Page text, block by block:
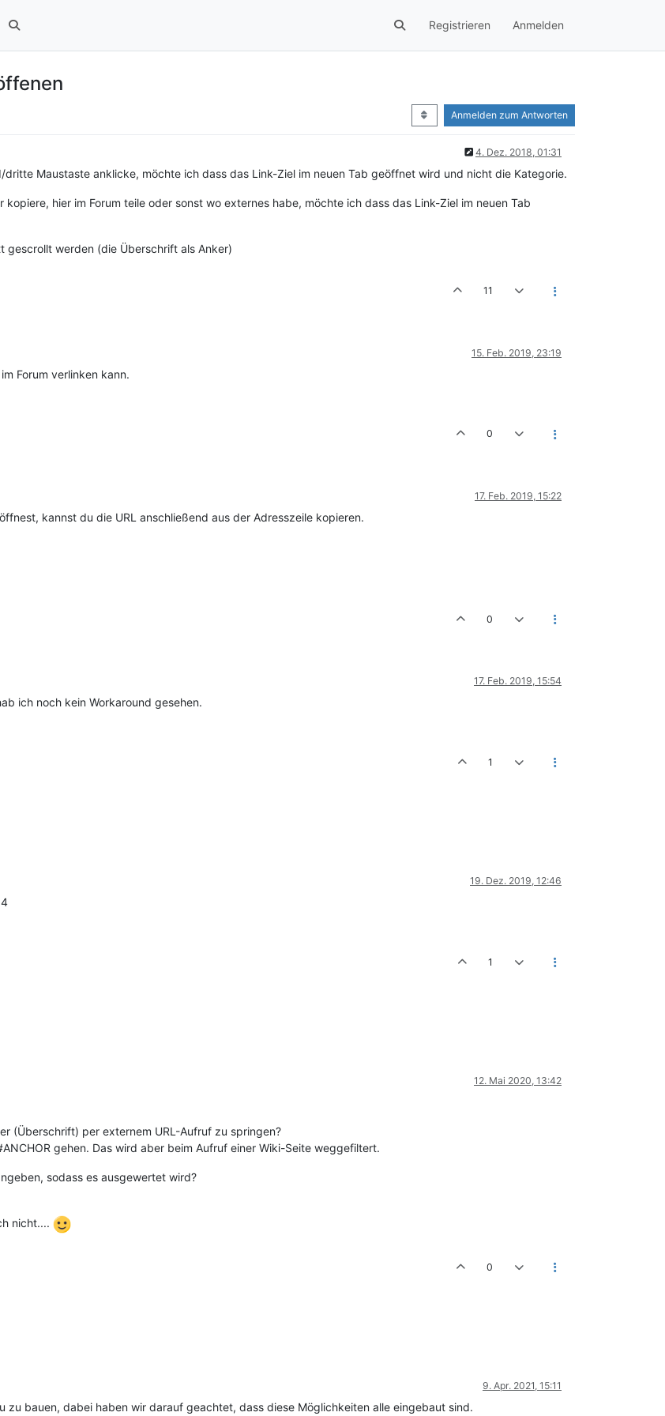
Registrieren Anmelden
Anmelden zum Antworten
4. Dez. 2018, 01:31
dritte Maustaste anklicke, möchte ich dass das Link-Ziel im neuen Tab geöffnet wird und nicht die Kategorie.
hier im Forum teile oder sonst wo externes habe, möchte ich dass das Link-Ziel im neuen Tab
gescrollt werden (die Überschrift als Anker)
11
15. Feb. 2019, 23:19
Forum verlinken kann.
0
17. Feb. 2019, 15:22
kannst du die URL anschließend aus der Adresszeile kopieren.
0
17. Feb. 2019, 15:54
ich noch kein Workaround gesehen.
1
19. Dez. 2019, 12:46
1
12. Mai 2020, 13:42
(Überschrift) per externem URL-Aufruf zu springen?
gehen. Das wird aber beim Aufruf einer Wiki-Seite weggefiltert.
sodass es ausgewertet wird?
nicht....
0
9. Apr. 2021, 15:11
zu bauen, dabei haben wir darauf geachtet, dass diese Möglichkeiten alle eingebaut sind.